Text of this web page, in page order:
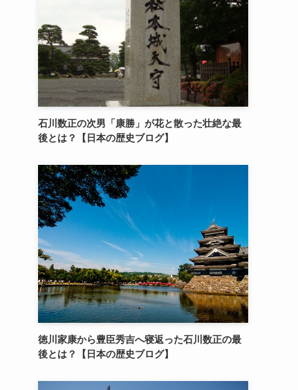
石川数正の次男「康勝」が花と散った壮絶な最
後とは？【日本の歴史ブログ】
徳川家康から豊臣秀吉へ寝返った石川数正の最
後とは？【日本の歴史ブログ】